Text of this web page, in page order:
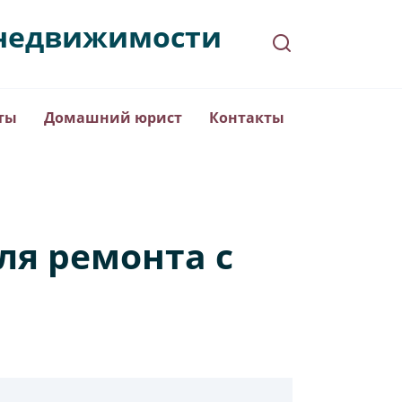
Домашний юрист Контакты
ремонта с